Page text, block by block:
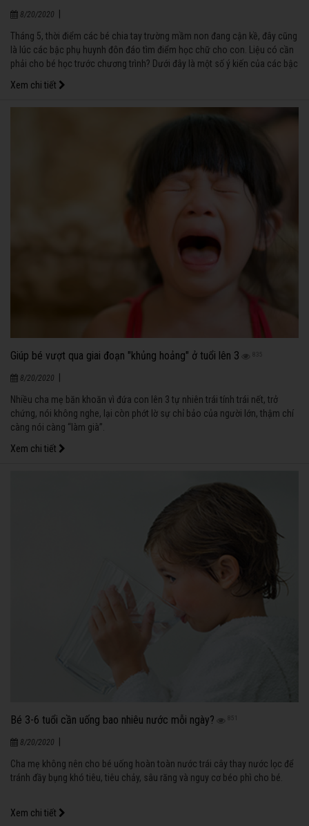
8/20/2020
Tháng 5, thời điểm các bé chia tay trường mầm non đang cận kề, đây cũng
là lúc các bậc phụ huynh đôn đáo tìm điểm học chữ cho con. Liệu có cần
phải cho bé học trước chương trình? Dưới đây là một số ý kiến của các bậc
Xem chi tiết
Giúp bé vượt qua giai đoạn "khủng hoảng" ở tuổi lên 3 835
8/20/2020
Nhiều cha mẹ băn khoăn vì đứa con lên 3 tự nhiên trái tính trái nết, trở
chứng, nói không nghe, lại còn phớt lờ sự chỉ bảo của người lớn, thậm chí
càng nói càng “làm già”.
Xem chi tiết
Bé 3-6 tuổi cần uống bao nhiêu nước mỗi ngày? 851
8/20/2020
Cha mẹ không nên cho bé uống hoàn toàn nước trái cây thay nước lọc để
tránh đầy bụng khó tiêu, tiêu chảy, sâu răng và nguy cơ béo phì cho bé.
Xem chi tiết